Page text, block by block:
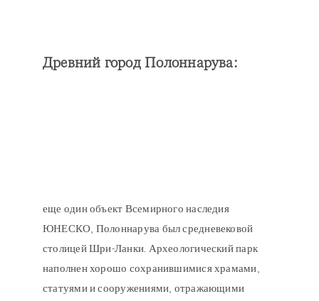
Древний город Полоннарува:
еще один объект Всемирного наследия
ЮНЕСКО, Полоннарува был средневековой
столицей Шри-Ланки. Археологический парк
наполнен хорошо сохранившимися храмами,
статуями и сооружениями, отражающими